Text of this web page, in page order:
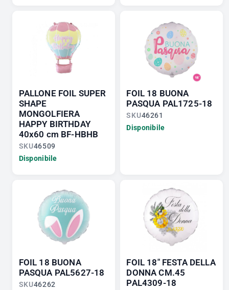
PALLONE FOIL SUPER
SHAPE
MONGOLFIERA
HAPPY BIRTHDAY
40x60 cm BF-HBHB
SKU46509
Disponibile
FOIL 18 BUONA
PASQUA PAL1725-18
SKU46261
Disponibile
FOIL 18 BUONA
PASQUA PAL5627-18
SKU46262
FOIL 18" FESTA DELLA
DONNA CM.45
PAL4309-18